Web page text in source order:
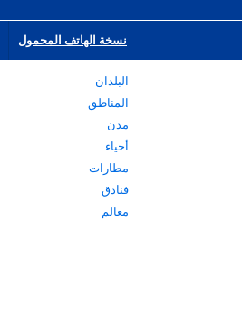
نسخة الهاتف المحمول
البلدان
المناطق
مدن
أحياء
مطارات
فنادق
معالم